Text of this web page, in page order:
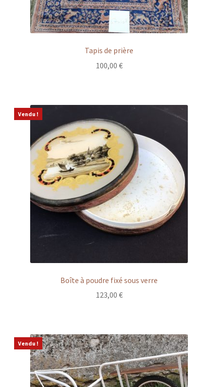
Tapis de prière
100,00 €
Vendu !
Boîte à poudre fixé sous verre
123,00 €
Vendu !